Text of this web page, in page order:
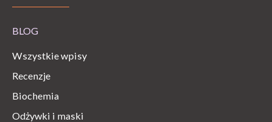
BLOG
Wszystkie wpisy
Recenzje
Biochemia
Odżywki i maski